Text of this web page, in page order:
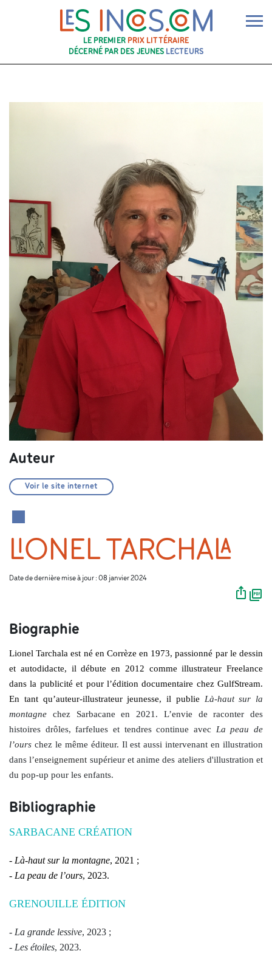
LE PREMIER PRIX LITTÉRAIRE
DÉCERNÉ PAR DES JEUNES LECTEURS
Auteur
Voir le site internet
LIONEL TARCHALA
Date de dernière mise à jour : 08 janvier 2024
Biographie
Lionel Tarchala est né en Corrèze en 1973, passionné par le dessin
et autodidacte, il débute en 2012 comme illustrateur Freelance
dans la publicité et pour l’édition documentaire chez GulfStream.
En tant qu’auteur-illustrateur jeunesse, il publie Là-haut sur la
montagne chez Sarbacane en 2021. L’envie de raconter des
histoires drôles, farfelues et tendres continue avec La peau de
l’ours chez le même éditeur. Il est aussi intervenant en illustration
dansl’enseignement supérieur et anime des ateliers d'illustration et
du pop-up pour les enfants.
Bibliographie
SARBACANE CRÉATION
- Là-haut sur la montagne, 2021 ;
- La peau de l’ours, 2023.
GRENOUILLE ÉDITION
- La grande lessive, 2023 ;
- Les étoiles, 2023.